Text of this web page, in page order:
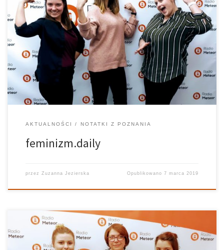
Podczas Studenckiego Magazynu Miejskiego z okazji Dnia Kobiet
Martyna Jałoszewska – autorka instagramowego bloga
feminizm.daily – oraz meteorowe dziennikarki Zuzanna Jezierska
i Inga Statkiewicz życzyły wszystkim Kobietom (tym małym i
dużym!) otwartości, odwagi, siły i spełnienia marzeń! A wszystkich,
niezależnie […]
AKTUALNOŚCI NOTATKI Z POZNANIA
feminizm.daily
przez Zuzanna Jezierska Opublikowano7 marca 2019